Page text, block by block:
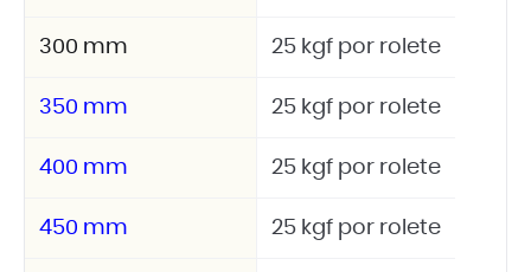
300 mm 25 kgf por rolete
350 mm 25 kgf por rolete
400 mm 25 kgf por rolete
450 mm 25 kgf por rolete